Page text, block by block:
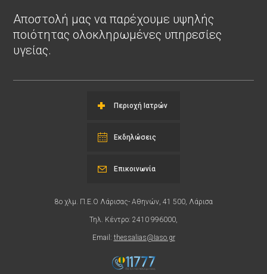
Αποστολή μας να παρέχουμε υψηλής
ποιότητας ολοκληρωμένες υπηρεσίες
υγείας.
Περιοχή Ιατρών
Εκδηλώσεις
8ο χλμ. Π.Ε.Ο Λάρισας- Αθηνών, 41 500, Λάρισα
Τηλ. Κέντρο: 2410 996000,
Email: thessalias@Iaso.gr
Επικοινωνία